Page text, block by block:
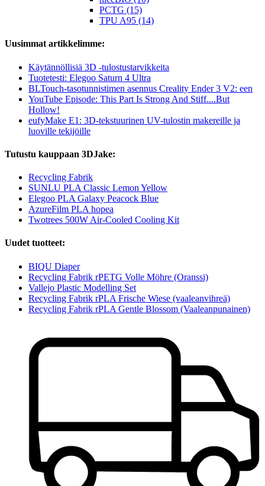
PCTG (15)
TPU A95 (14)
Uusimmat artikkelimme:
Käytännöllisiä 3D -tulostustarvikkeita
Tuotetesti: Elegoo Saturn 4 Ultra
BLTouch-tasotunnistimen asennus Creality Ender 3 V2: een
YouTube Episode: This Part Is Strong And Stiff....But
Hollow!
eufyMake E1: 3D-tekstuurinen UV-tulostin makereille ja
luoville tekijöille
Tutustu kauppaan 3DJake:
Recycling Fabrik
SUNLU PLA Classic Lemon Yellow
Elegoo PLA Galaxy Peacock Blue
AzureFilm PLA hopea
Twotrees 500W Air-Cooled Cooling Kit
Uudet tuotteet:
BIQU Diaper
Recycling Fabrik rPETG Volle Möhre (Oranssi)
Vallejo Plastic Modelling Set
Recycling Fabrik rPLA Frische Wiese (vaaleanvihreä)
Recycling Fabrik rPLA Gentle Blossom (Vaaleanpunainen)